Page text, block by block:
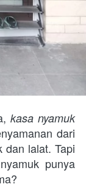
kasa nyamuk
dari
dan lalat. Tapi
punya